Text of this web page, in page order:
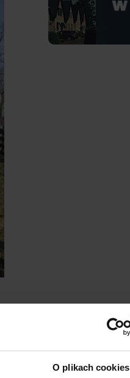
O plikach cookies
i